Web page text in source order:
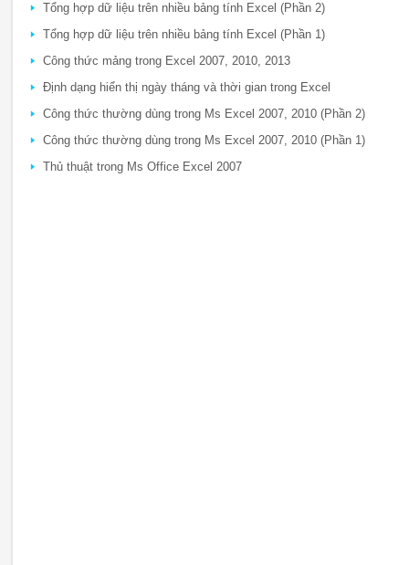
Tổng hợp dữ liệu trên nhiều bảng tính Excel (Phần 2)
Tổng hợp dữ liệu trên nhiều bảng tính Excel (Phần 1)
Công thức mảng trong Excel 2007, 2010, 2013
Định dạng hiển thị ngày tháng và thời gian trong Excel
Công thức thường dùng trong Ms Excel 2007, 2010 (Phần 2)
Công thức thường dùng trong Ms Excel 2007, 2010 (Phần 1)
Thủ thuật trong Ms Office Excel 2007